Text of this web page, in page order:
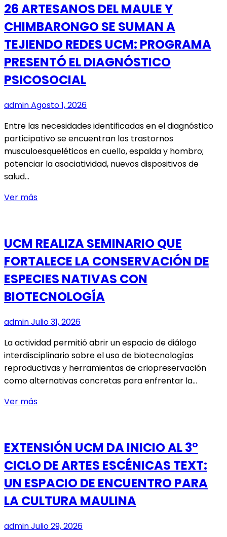
DE
RECONOCIDO
PERIODISTA
SOBRE
COLONIA
DIGNIDAD
26 ARTESANOS DEL MAULE Y
CHIMBARONGO SE SUMAN A
TEJIENDO REDES UCM: PROGRAMA
PRESENTÓ EL DIAGNÓSTICO
PSICOSOCIAL
adminAgosto 1, 2026
Entre las necesidades identificadas en el diagnóstico
participativo se encuentran los trastornos
musculoesqueléticos en cuello, espalda y hombro;
potenciar la asociatividad, nuevos dispositivos de
salud…
Ver más26
Y
CHIMBARONGO
SE
SUMAN
A
REDES
PROGRAMA
PRESENTÓ
EL
DIAGNÓSTICO
UCM REALIZA SEMINARIO QUE
FORTALECE LA CONSERVACIÓN DE
ESPECIES NATIVAS CON
BIOTECNOLOGÍA
adminJulio 31, 2026
La actividad permitió abrir un espacio de diálogo
interdisciplinario sobre el uso de biotecnologías
reproductivas y herramientas de criopreservación
como alternativas concretas para enfrentar la…
Ver másUCM
FORTALECE
LA
CONSERVACIÓN
DE
ESPECIES
CON
EXTENSIÓN UCM DA INICIO AL 3°
CICLO DE ARTES ESCÉNICAS TEXT:
UN ESPACIO DE ENCUENTRO PARA
LA CULTURA MAULINA
adminJulio 29, 2026